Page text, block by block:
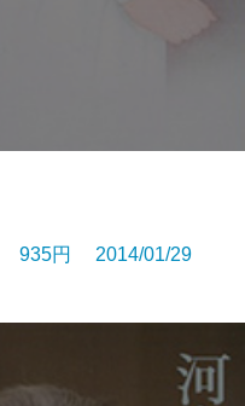
935円 2014/01/29